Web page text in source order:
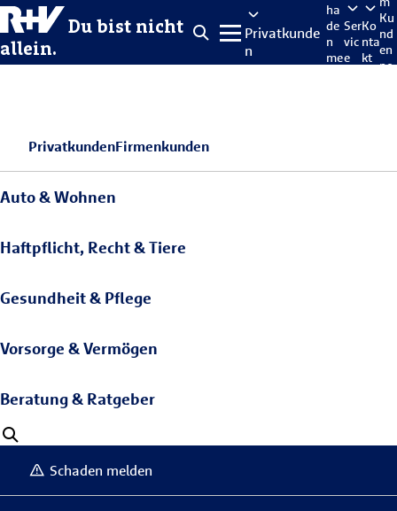
Du bist nicht
allein.
Privatkunde
n
ha
de
n
me
Ser
vic
e
Ko
nta
kt
Ku
nd
en
po
PrivatkundenFirmenkunden
Auto & Wohnen
Haftpflicht, Recht & Tiere
Gesundheit & Pflege
Vorsorge & Vermögen
Beratung & Ratgeber
Schaden melden